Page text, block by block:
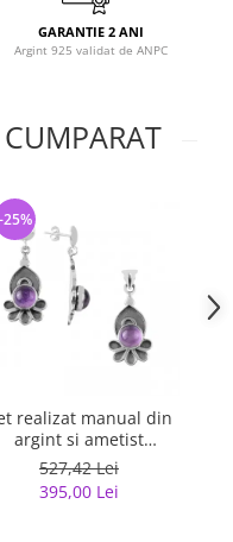
GARANTIE 2 ANI
Argint 925 validat de ANPC
realizat manual din
argint si ametist
(pandantiv si cercei)
527,42 Lei
395,00 Lei
-25%